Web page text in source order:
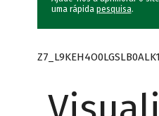
uma rápida pesquisa.